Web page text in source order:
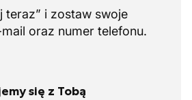
teraz” i zostaw swoje
oraz numer telefonu.
się z Tobą